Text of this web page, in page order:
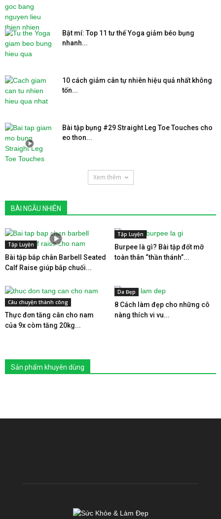
Bật mí: Top 11 tư thế Yoga giảm béo bụng
nhanh...
10 cách giảm cân tự nhiên hiệu quả nhất không
tốn...
Bài tập bụng #29 Straight Leg Toe Touches cho
eo thon...
Xem thêm
BÀI NGẪU NHIÊN
Tập Luyện
Bài tập bắp chân Barbell Seated
Calf Raise giúp bắp chuối...
Tập Luyện
Burpee là gì? Bài tập đốt mỡ
toàn thân “thần thánh”...
Câu chuyện thành công
Thực đơn tăng cân cho nam
của 9x còm tăng 20kg...
Da Đẹp
8 Cách làm đẹp cho những cô
nàng thích vi vu...
Sản phẩm khuyên dùng